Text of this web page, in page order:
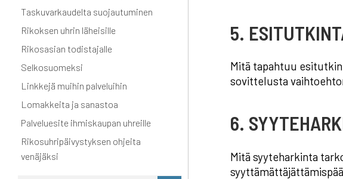
Taskuvarkaudelta suojautuminen
Rikoksen uhrin läheisille
Rikosasian todistajalle
Selkosuomeksi
Linkkejä muihin palveluihin
Lomakkeita ja sanastoa
Palveluesite ihmiskaupan uhreille
Rikosuhripäivystyksen ohjeita
venäjäksi
5.
Mitä tapahtuu
sovittelusta
6.
Mitä syyteharkinta